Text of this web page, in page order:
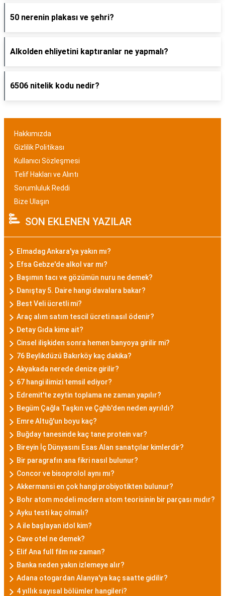
50 nerenin plakası ve şehri?
Alkolden ehliyetini kaptıranlar ne yapmalı?
6506 nitelik kodu nedir?
Hakkımızda
Gizlilik Politikası
Kullanıcı Sözleşmesi
Telif Hakları ve Alıntı
Sorumluluk Reddi
Bize Ulaşın
SON EKLENEN YAZILAR
Elmadag Ankara'ya yakın mı?
Efsa Gebze'de alkol var mı?
Başımın tacı ve gözümün nuru ne demek?
Danıştay 5. Daire hangi davalara bakar?
Best Veli ücretli mi?
Araç alım satım tescil ücreti nasıl ödenir?
Detay Gıda kime ait?
Cinsel ilişkiden sonra hemen banyoya girilir mi?
76 Beylikdüzü Bakırköy kaç dakika?
Akyakada nerede denize girilir?
67 hangi ilimizi temsil ediyor?
Edremit'te zeytin toplama ne zaman yapılır?
Begüm Çağla Taşkın ve Çghb'den neden ayrıldı?
Emre Altuğ'un boyu kaç?
Buğday tanesinde kaç tane protein var?
Bireyin İç Dünyasını Esas Alan sanatçılar kimlerdir?
Bir paragrafın ana fikri nasıl bulunur?
Concor ve bisoprolol aynı mı?
Akkermansi en çok hangi probiyotikten bulunur?
Bohr atom modeli modern atom teorisinin bir parçası mıdır?
Ayku testi kaç olmalı?
A ile başlayan idol kim?
Cave otel ne demek?
Elif Ana full film ne zaman?
Banka neden yakın izlemeye alır?
Adana otogardan Alanya'ya kaç saatte gidilir?
4 yıllık sayısal bölümler hangileri?